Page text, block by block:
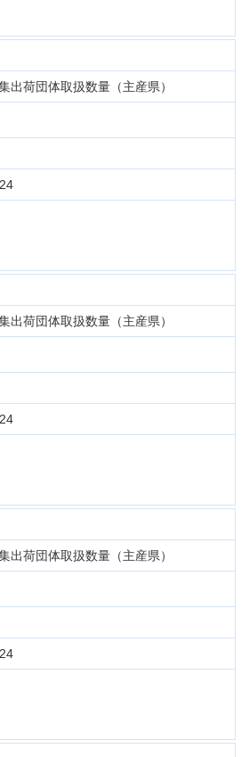
出荷団体取扱数量（主産県）
出荷団体取扱数量（主産県）
出荷団体取扱数量（主産県）